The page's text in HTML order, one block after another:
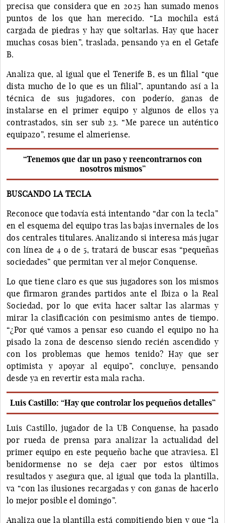
precisa que considera que en 2025 han sumado menos
puntos de los que han merecido. “La mochila está
cargada de piedras y hay que soltarlas. Hay que hacer
muchas cosas bien”, traslada, pensando ya en el Getafe
B.
Analiza que, al igual que el Tenerife B, es un filial “que
dista mucho de lo que es un filial”, apuntando así a la
técnica de sus jugadores, con poderío, ganas de
instalarse en el primer equipo y algunos de ellos ya
contrastados, sin ser sub 23. “Me parece un auténtico
equipazo”, resume el almeriense.
“Tenemos que dar un paso y reencontrarnos con
nosotros mismos”
BUSCANDO LA TECLA
Reconoce que todavía está intentando “dar con la tecla”
en el esquema del equipo tras las bajas invernales de los
dos centrales titulares. Analizando si interesa más jugar
con línea de 4 o de 5, tratará de buscar esas “pequeñas
sociedades” que permitan ver al mejor Conquense.
Lo que tiene claro es que sus jugadores son los mismos
que firmaron grandes partidos ante el Ibiza o la Real
Sociedad, por lo que evita hacer saltar las alarmas y
mirar la clasificación con pesimismo antes de tiempo.
“¿Por qué vamos a pensar eso cuando el equipo no ha
pisado la zona de descenso siendo recién ascendido y
con los problemas que hemos tenido? Hay que ser
optimista y apoyar al equipo”, concluye, pensando
desde ya en revertir esta mala racha.
Luis Castillo: “Hay que controlar los pequeños detalles”
Luis Castillo, jugador de la UB Conquense, ha pasado
por rueda de prensa para analizar la actualidad del
primer equipo en este pequeño bache que atraviesa. El
benidormense no se deja caer por estos últimos
resultados y asegura que, al igual que toda la plantilla,
va “con las ilusiones recargadas y con ganas de hacerlo
lo mejor posible el domingo”.
Analiza que la plantilla está compitiendo bien y que “la